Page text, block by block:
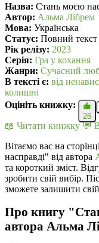
Назва: Стань моєю
Автор: Альма Лібрем
Мова: Українська
Статус: Повний текст
Рік релізу: 2023
Серія: Гра у кохання
Жанри: Сучасний
В текcті є: від
колишні
Оцініть книжку:
26
📖 Читати книжку 💬
Вітаємо вас на
насправді" від автора
та короткий зміст.
зробити свій вибір.
зможете залишити
Про книгу
автора Альма